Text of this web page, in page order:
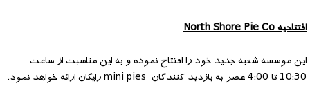
افتتاحیه North Shore Pie Co
این موسسه شعبه جدید خود را افتتاح نموده و به این مناسبت از ساعت
10:30 تا 4:00 عصر به بازدید کنندگان mini pies رایگان ارائه خواهد نمود.